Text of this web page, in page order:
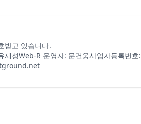
받고 있습니다.
재성Web-R 운영자: 문건웅사업자등록번